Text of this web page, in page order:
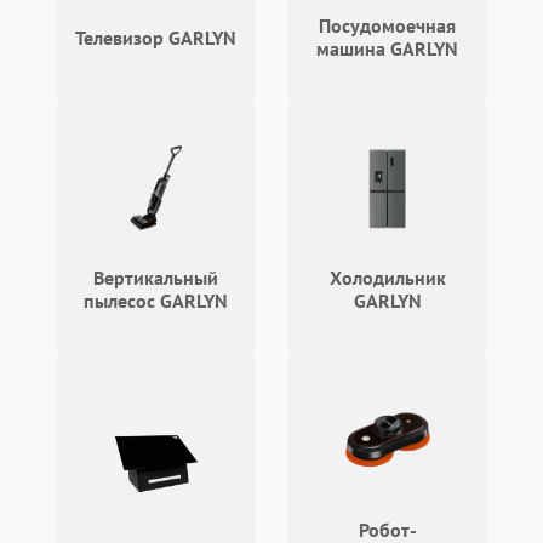
Телевизор GARLYN
Посудомоечная
машина GARLYN
Вертикальный
пылесос GARLYN
Холодильник
GARLYN
Робот-